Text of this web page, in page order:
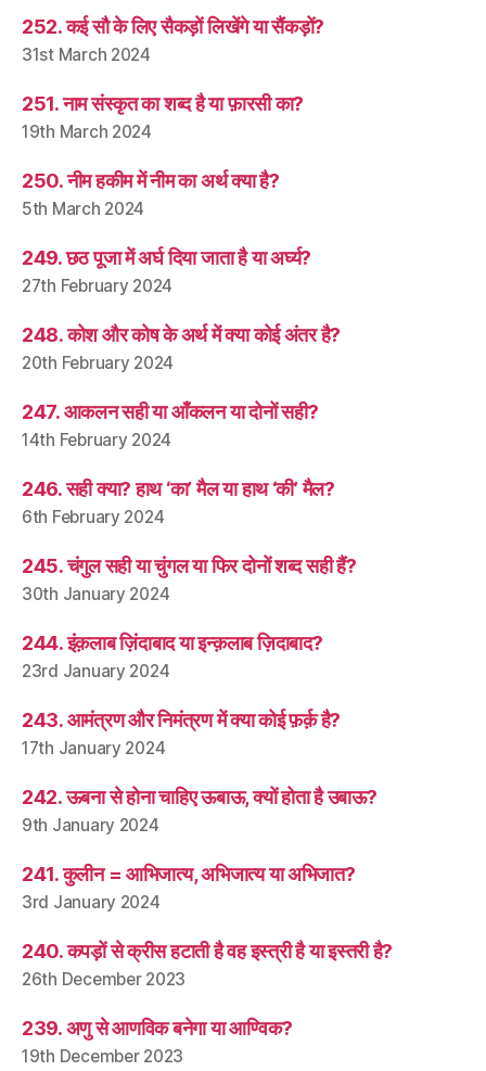
252. कई सौ के लिए सैकड़ों लिखेंगे या सैंकड़ों?
31st March 2024
251. नाम संस्कृत का शब्द है या फ़ारसी का?
19th March 2024
250. नीम हकीम में नीम का अर्थ क्या है?
5th March 2024
249. छठ पूजा में अर्घ दिया जाता है या अर्घ्य?
27th February 2024
248. कोश और कोष के अर्थ में क्या कोई अंतर है?
20th February 2024
247. आकलन सही या आँकलन या दोनों सही?
14th February 2024
246. सही क्या? हाथ ‘का’ मैल या हाथ ‘की’ मैल?
6th February 2024
245. चंगुल सही या चुंगल या फिर दोनों शब्द सही हैं?
30th January 2024
244. इंक़लाब ज़िंदाबाद या इन्क़लाब ज़िदाबाद?
23rd January 2024
243. आमंत्रण और निमंत्रण में क्या कोई फ़र्क़ है?
17th January 2024
242. ऊबना से होना चाहिए ऊबाऊ, क्यों होता है उबाऊ?
9th January 2024
241. कुलीन = आभिजात्य, अभिजात्य या अभिजात?
3rd January 2024
240. कपड़ों से क्रीस हटाती है वह इस्त्री है या इस्तरी है?
26th December 2023
239. अणु से आणविक बनेगा या आण्विक?
19th December 2023